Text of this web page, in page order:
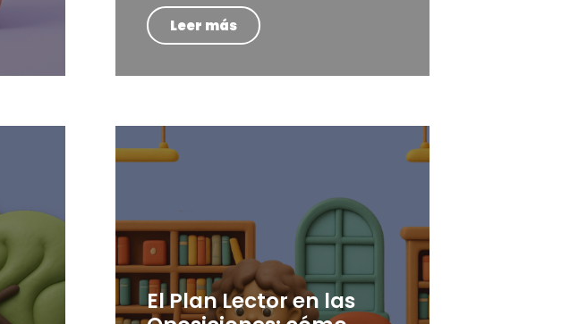
Leer más
El Plan Lector en las